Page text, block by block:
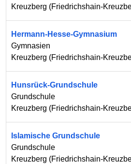
Kreuzberg (Friedrichshain-
Hermann-Hesse-Gymnasium
Gymnasien
Kreuzberg (Friedrichshain-
Hunsrück-Grundschule
Grundschule
Kreuzberg (Friedrichshain-
Islamische Grundschule
Grundschule
Kreuzberg (Friedrichshain-